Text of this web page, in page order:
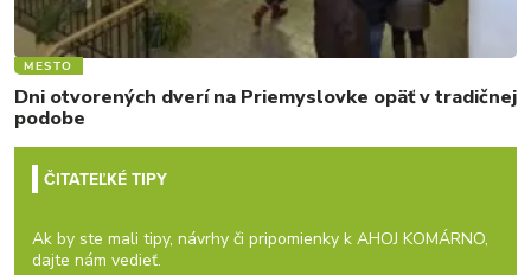
MESTO
Dni otvorených dverí na Priemyslovke opäť v tradičnej
podobe
ČITATEĽKÉ TIPY
Ak by ste mali tipy, návrhy či pripomienky k AHOJ KOMÁRNO,
dajte nám vedieť.